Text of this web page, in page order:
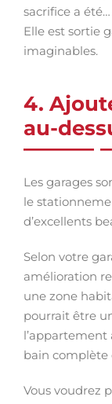
sacrifice a
Elle est sortie
imaginables.
4.
au-
Les garages
le
d’excellents
Selon votre
amélioration
une zone
pourrait être
l’appartement
bain complète
Vous voudrez